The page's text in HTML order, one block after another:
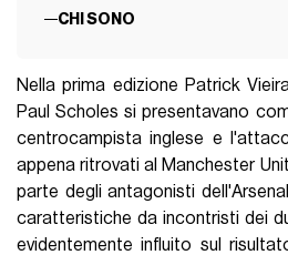
CHI SONO
Nella prima edizione Patrick
Paul Scholes si presentavano
centrocampista inglese e
appena ritrovati al Manchester
parte degli antagonisti
caratteristiche da incontristi dei
evidentemente influito sul